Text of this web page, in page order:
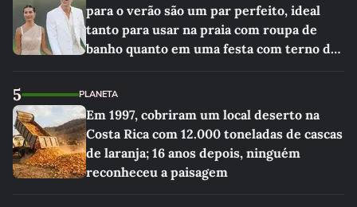
para o verão são um par perfeito, ideal
tanto para usar na praia com roupa de
banho quanto em uma festa com terno de
5 PLANETA
Em 1997, cobriram um local deserto na
Costa Rica com 12.000 toneladas de cascas
de laranja; 16 anos depois, ninguém
reconheceu a paisagem